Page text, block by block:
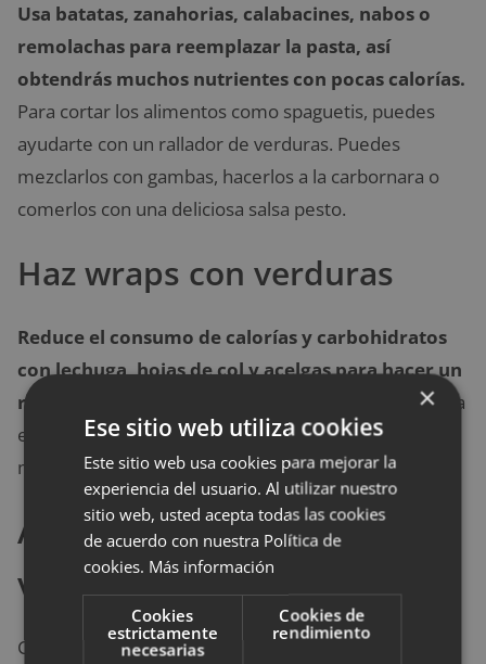
Usa batatas, zanahorias, calabacines, nabos o
remolachas para reemplazar la pasta, así
obtendrás muchos nutrientes con pocas calorías.
Para cortar los alimentos como spaguetis, puedes
ayudarte con un rallador de verduras. Puedes
mezclarlos con gambas, hacerlos a la carbornara o
comerlos con una deliciosa salsa pesto.
Haz wraps con verduras
Reduce el consumo de calorías y carbohidratos
con lechuga, hojas de col y acelgas para hacer un
rollito relleno.
Es una receta original y deliciosa para
en el almuerzo o la cena y una manera fácil de incluir
más verduras a tu día a día.
Atrévete con los chips de
verduras
Comer verduras no tiene porqué ser aburrido,
×
Ese sitio web utiliza cookies
Este sitio web usa cookies para mejorar la
experiencia del usuario. Al utilizar nuestro
sitio web, usted acepta todas las cookies
de acuerdo con nuestra Política de
cookies. Más información
Cookies
estrictamente
necesarias
Cookies de
rendimiento